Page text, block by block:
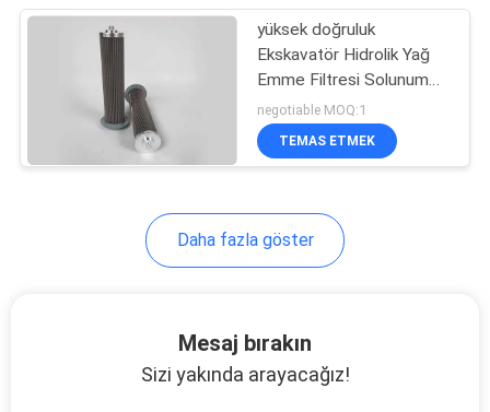
Hidrolik Yağ Emme
Filtresi
Hidrolik
Filtresi
yüksek doğruluk
Ekskavatör Hidrolik Yağ
Emme Filtresi Solunum
Filtresi aşınmaya dayanıklı
negotiable MOQ:1
TEMAS ETMEK
Daha fazla göster
Mesaj bırakın
Sizi yakında arayacağız!